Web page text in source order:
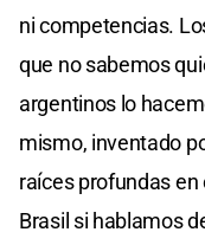
ni competencias.
que no sabemos
argentinos lo
mismo, inventado
raíces profundas
Brasil si hablamos